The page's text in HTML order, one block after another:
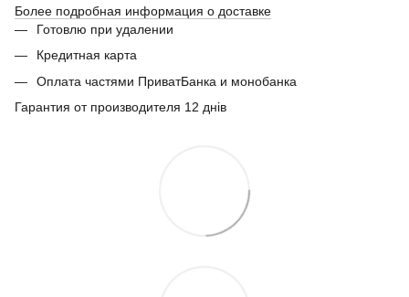
Более подробная информация о доставке
Готовлю при удалении
Кредитная карта
Оплата частями ПриватБанка и монобанка
Гарантия от производителя 12 днів